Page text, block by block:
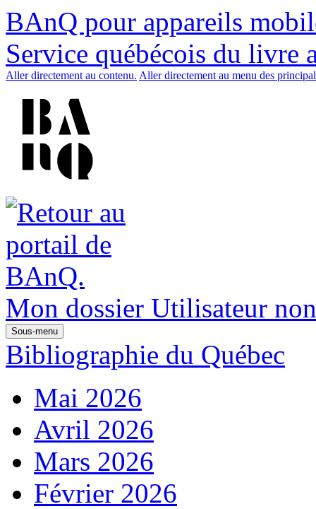
BAnQ pour appareils
Service québécois du livre
Aller directement au contenu. Aller directement au menu des
Mon dossier Utilisateur
Sous-menu
Bibliographie du Québec
Mai 2026
Avril 2026
Mars 2026
Février 2026